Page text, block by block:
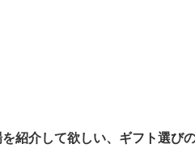
紹介して欲しい、ギフト選び